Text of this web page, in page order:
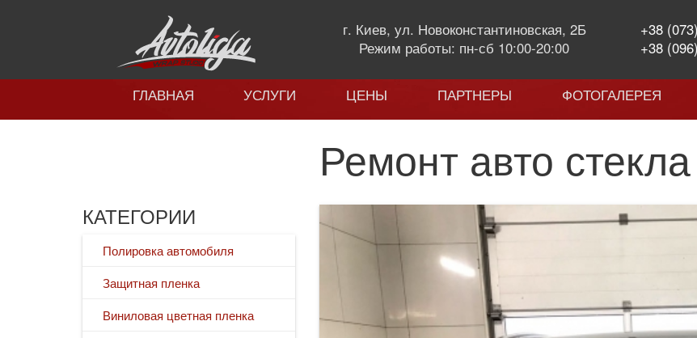
г. Киев, ул. Новоконстантиновская, 2Б
Режим работы: пн-сб 10:00-20:00
+38
+38
ГЛАВНАЯ УСЛУГИ ЦЕНЫ ПАРТНЕРЫ ФОТОГАЛЕРЕЯ
КАТЕГОРИИ
Полировка автомобиля
Защитная пленка
Виниловая цветная пленка
Ремонт авто стекла